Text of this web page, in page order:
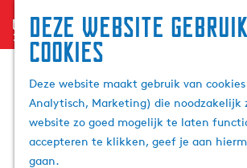
Deze website
cookies
Deze website maakt gebruik van
Analytisch, Marketing) die noodzakelijk
website zo goed mogelijk te laten
accepteren te klikken, geef je aan
gaan.
menu
G
n
a
a
r